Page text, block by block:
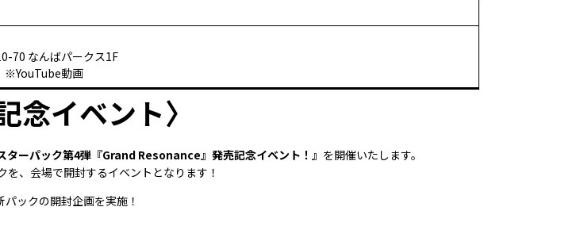
70 なんばパークス1F
※YouTube動画
念イベント〉
ーパック第4弾『Grand Resonance』発売記念イベント！』 を開催いたします。
、会場で開封するイベントとなります！
ックの開封企画を実施！